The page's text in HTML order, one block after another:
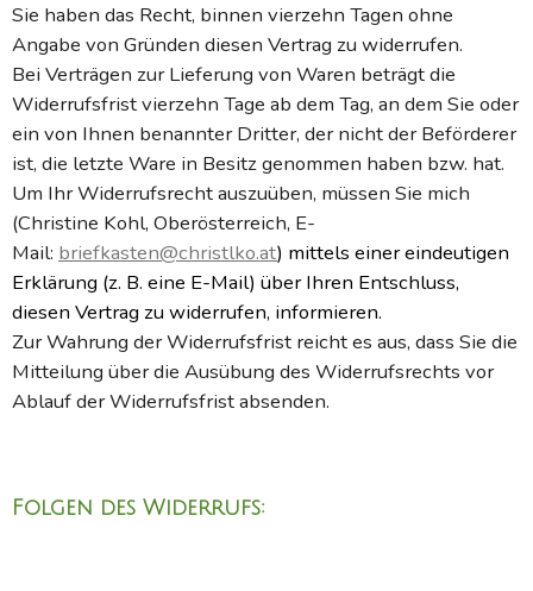
Sie haben das Recht, binnen vierzehn Tagen ohne
Angabe von Gründen diesen Vertrag zu widerrufen.
Bei Verträgen zur Lieferung von Waren beträgt die
Widerrufsfrist vierzehn Tage ab dem Tag, an dem Sie oder
ein von Ihnen benannter Dritter, der nicht der Beförderer
ist, die letzte Ware in Besitz genommen haben bzw. hat.
Um Ihr Widerrufsrecht auszuüben, müssen Sie mich
(Christine Kohl, Oberösterreich, E-
Mail: briefkasten@christlko.at) mittels einer eindeutigen
Erklärung (z. B. eine E-Mail) über Ihren Entschluss,
diesen Vertrag zu widerrufen, informieren.
Zur Wahrung der Widerrufsfrist reicht es aus, dass Sie die
Mitteilung über die Ausübung des Widerrufsrechts vor
Ablauf der Widerrufsfrist absenden.
Folgen des Widerrufs: